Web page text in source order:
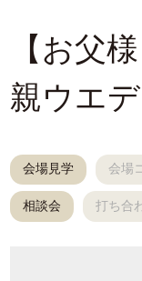
【お父
親ウエ
会場見学 会場
相談会 打ち合